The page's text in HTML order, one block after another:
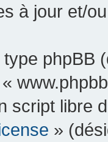
à jour et/
phpBB
script libre
»